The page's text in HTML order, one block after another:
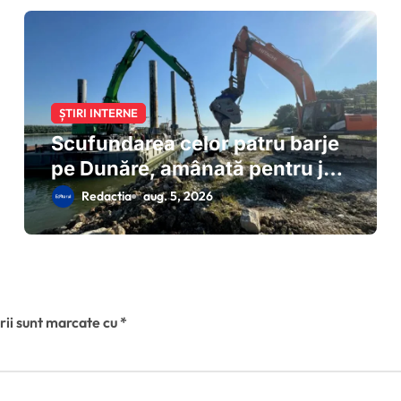
ȘTIRI INTERNE
Scufundarea celor patru barje
pe Dunăre, amânată pentru joi
dimineață
Redactia aug. 5, 2026
sunt marcate cu*